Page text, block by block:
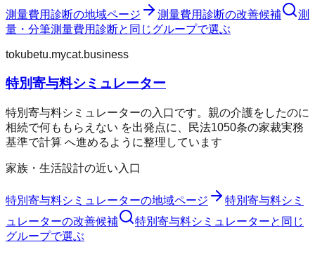
測量費用診断の地域ページ 測量費用診断の改善候補
測
量・分筆測量費用診断と同じグループで選ぶ
tokubetu.mycat.business
特別寄与料シミュレーター
特別寄与料シミュレーターの入口です。親の介護をしたのに
相続で何ももらえない を出発点に、民法1050条の家裁実務
基準で計算 へ進めるように整理しています
家族・生活設計の近い入口
特別寄与料シミュレーターの地域ページ
特別寄与料シミ
ュレーターの改善候補 特別寄与料シミュレーターと同じ
グループで選ぶ